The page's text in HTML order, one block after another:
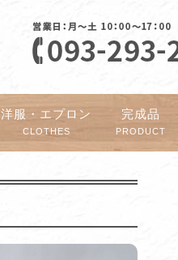
洋服・エプロン
CLOTHES
完成品
PRODUCT